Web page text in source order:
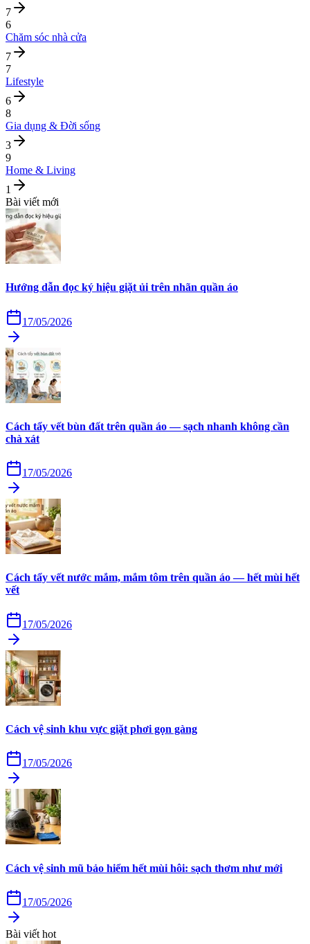
7
6
Chăm sóc nhà cửa
7
7
Lifestyle
6
8
Gia dụng & Đời sống
3
9
Home & Living
1
Bài viết mới
Hướng dẫn đọc ký hiệu giặt ủi trên nhãn quần áo
17/05/2026
Cách tẩy vết bùn đất trên quần áo — sạch nhanh không cần
chà xát
17/05/2026
Cách tẩy vết nước mắm, mắm tôm trên quần áo — hết mùi hết
vết
17/05/2026
Cách vệ sinh khu vực giặt phơi gọn gàng
17/05/2026
Cách vệ sinh mũ bảo hiểm hết mùi hôi: sạch thơm như mới
17/05/2026
Bài viết hot